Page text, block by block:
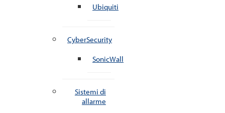
Ubiquiti
CyberSecurity
SonicWall
Sistemi di
allarme